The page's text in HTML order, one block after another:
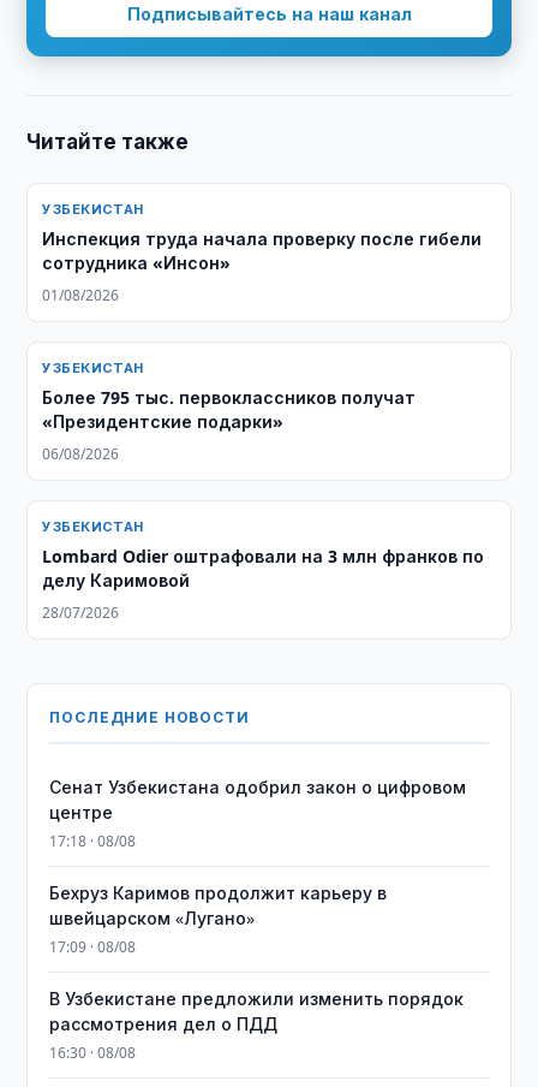
Подписывайтесь на наш канал
Читайте также
УЗБЕКИСТАН
Инспекция труда начала проверку после гибели
сотрудника «Инсон»
01/08/2026
УЗБЕКИСТАН
Более 795 тыс. первоклассников получат
«Президентские подарки»
06/08/2026
УЗБЕКИСТАН
Lombard Odier оштрафовали на 3 млн франков по
делу Каримовой
28/07/2026
ПОСЛЕДНИЕ НОВОСТИ
Сенат Узбекистана одобрил закон о цифровом
центре
17:18 · 08/08
Бехруз Каримов продолжит карьеру в
швейцарском «Лугано»
17:09 · 08/08
В Узбекистане предложили изменить порядок
рассмотрения дел о ПДД
16:30 · 08/08